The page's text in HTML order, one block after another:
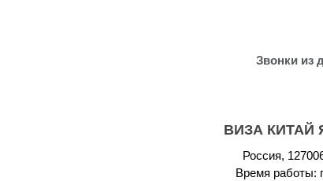
Звонки из
ВИЗА КИТАЙ
Россия,
Время работы: